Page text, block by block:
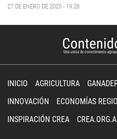
27 DE ENERO DE 2025 - 19:28
INICIO AGRICULTURA
INNOVACIÓN
ECONOMÍAS
INSPIRACIÓN CREA